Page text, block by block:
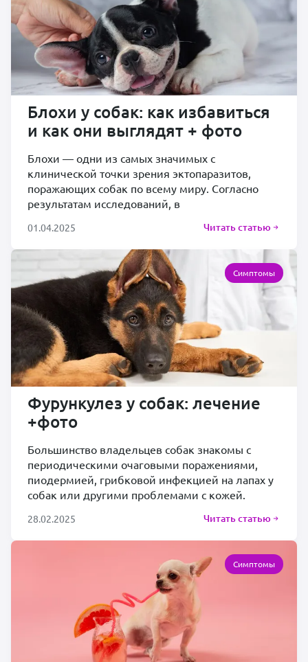
Блохи у собак: как избавиться
и как они выглядят + фото
Блохи — одни из самых значимых с
клинической точки зрения эктопаразитов,
поражающих собак по всему миру. Согласно
результатам исследований, в
01.04.2025 Читать статью
Фурункулез у собак: лечение
+фото
Большинство владельцев собак знакомы с
периодическими очаговыми поражениями,
пиодермией, грибковой инфекцией на лапах у
собак или другими проблемами с кожей.
28.02.2025 Читать статью
Симптомы
Симптомы